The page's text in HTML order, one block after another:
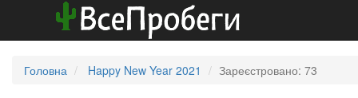
Головна Happy New Year 2021 Зареєстровано: 73